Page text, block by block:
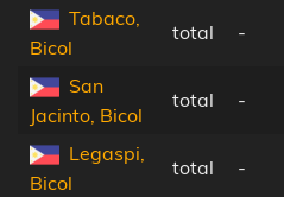
Tabaco,
Bicol
total -
San
Jacinto, Bicol
total -
Legaspi,
Bicol
total -